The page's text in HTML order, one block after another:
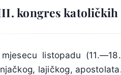
kongres
listopadu
lajičkog,